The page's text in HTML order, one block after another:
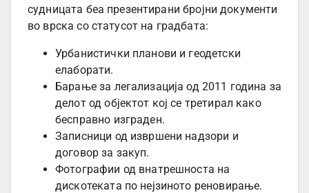
судницата беа презентирани бројни документи
во врска со статусот на градбата:
Урбанистички планови и геодетски
елаборати.
Барање за легализација од 2011 година за
делот од објектот кој се третирал како
бесправно изграден.
Записници од извршени надзори и
договор за закуп.
Фотографии од внатрешноста на
дискотеката по нејзиното реновирање.